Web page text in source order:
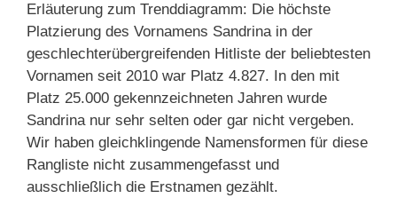
Erläuterung zum Trenddiagramm: Die höchste
Platzierung des Vornamens Sandrina in der
geschlechterübergreifenden Hitliste der beliebtesten
Vornamen seit 2010 war Platz 4.827. In den mit
Platz 25.000 gekennzeichneten Jahren wurde
Sandrina nur sehr selten oder gar nicht vergeben.
Wir haben gleichklingende Namensformen für diese
Rangliste nicht zusammengefasst und
ausschließlich die Erstnamen gezählt.